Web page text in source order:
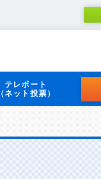
テレボート
（ネット投票）